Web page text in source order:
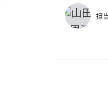
担